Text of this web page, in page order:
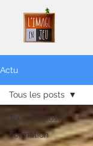
Actu
Tous les posts
Formation
Tous les posts